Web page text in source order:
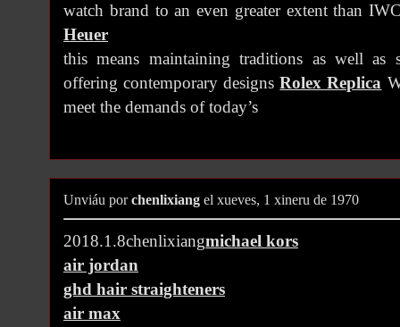
watch brand to an even greater extent than
Heuer
this means maintaining traditions as well as
offering contemporary designsRolex Replica
meet the demands of today’s
Unviáu porchenlixiang el xueves, 1 xineru de 1970
2018.1.8chenlixiangmichael kors
air jordan
ghd hair straighteners
air max